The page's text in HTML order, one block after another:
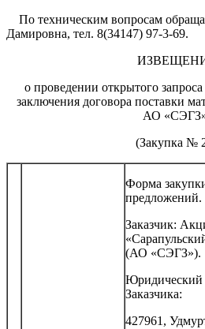
По техническим вопросам
Дамировна, тел. 8(34147) 97-3-69.
о проведении открытого
заключения договора поставки
АО
(Закупка №
Форма
предложений.
Заказчик:
(АО «СЭГЗ»).
Юридический
Заказчика:
427961,